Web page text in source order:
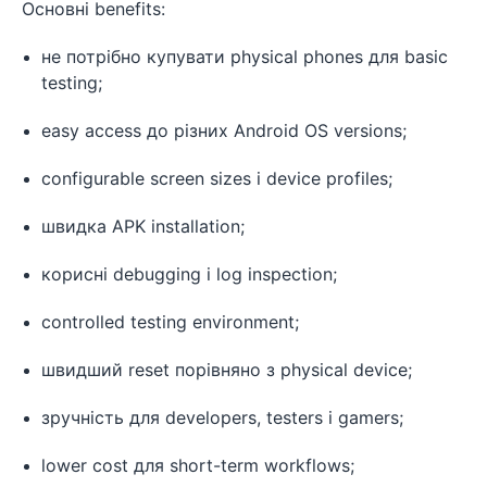
Основні benefits:
не потрібно купувати physical phones для basic
testing;
easy access до різних Android OS versions;
configurable screen sizes і device profiles;
швидка APK installation;
корисні debugging і log inspection;
controlled testing environment;
швидший reset порівняно з physical device;
зручність для developers, testers і gamers;
lower cost для short-term workflows;